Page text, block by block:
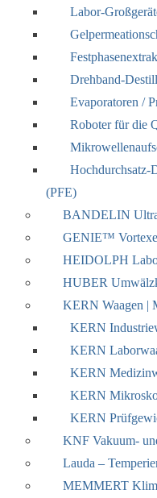
Labor-
Drehband-
Evaporatoren /
Roboter für die
Hochdurchsatz-
(PFE)
BANDELIN
GENIE™
HEIDOLPH
HUBER
KERN Waagen |
KERN
KERN
KERN
KERN
KERN
KNF Vakuum-
Lauda –
MEMMERT